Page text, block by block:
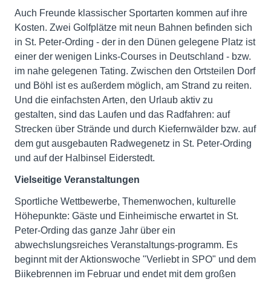
Auch Freunde klassischer Sportarten kommen auf ihre
Kosten. Zwei Golfplätze mit neun Bahnen befinden sich
in St. Peter-Ording - der in den Dünen gelegene Platz ist
einer der wenigen Links-Courses in Deutschland - bzw.
im nahe gelegenen Tating. Zwischen den Ortsteilen Dorf
und Böhl ist es außerdem möglich, am Strand zu reiten.
Und die einfachsten Arten, den Urlaub aktiv zu
gestalten, sind das Laufen und das Radfahren: auf
Strecken über Strände und durch Kiefernwälder bzw. auf
dem gut ausgebauten Radwegenetz in St. Peter-Ording
und auf der Halbinsel Eiderstedt.
Vielseitige Veranstaltungen
Sportliche Wettbewerbe, Themenwochen, kulturelle
Höhepunkte: Gäste und Einheimische erwartet in St.
Peter-Ording das ganze Jahr über ein
abwechslungsreiches Veranstaltungs-programm. Es
beginnt mit der Aktionswoche "Verliebt in SPO" und dem
Biikebrennen im Februar und endet mit dem großen